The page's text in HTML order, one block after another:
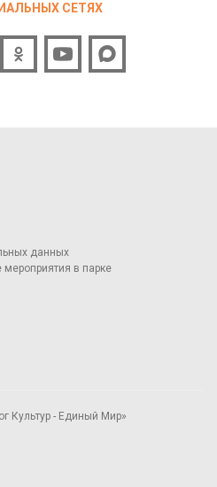
СЕТЯХ
данных
в парке
Культур - Единый Мир»